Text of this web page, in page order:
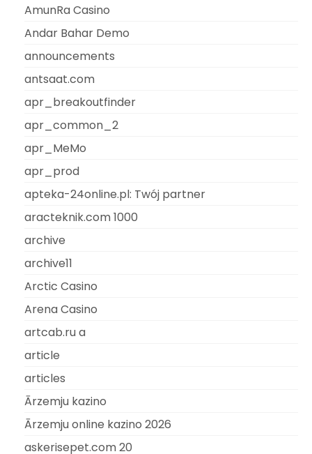
AmunRa Casino
Andar Bahar Demo
announcements
antsaat.com
apr_breakoutfinder
apr_common_2
apr_MeMo
apr_prod
apteka-24online.pl: Twój partner
aracteknik.com 1000
archive
archive11
Arctic Casino
Arena Casino
artcab.ru a
article
articles
Ārzemju kazino
Ārzemju online kazino 2026
askerisepet.com 20